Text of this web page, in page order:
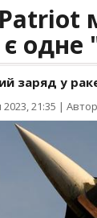
є
заряд у
21:35 |